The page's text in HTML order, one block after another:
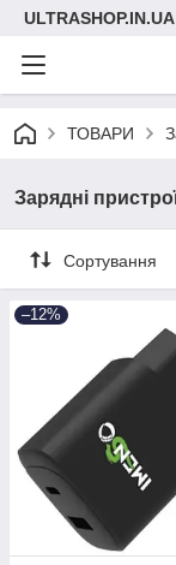
ТОВАРИ
Зарядні
Сортування
–12%